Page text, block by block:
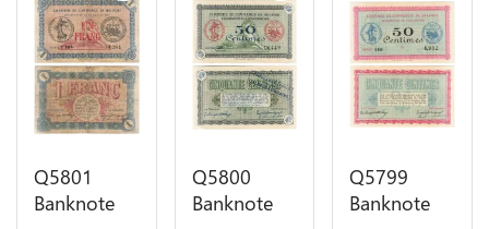
Q5801
Banknote
Q5800
Banknote
Q5799
Banknote